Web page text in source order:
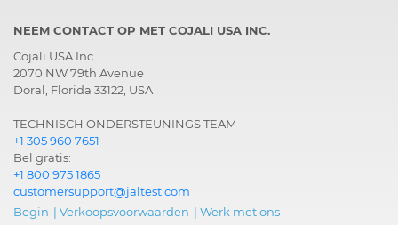
NEEM CONTACT OP MET COJALI USA INC.
Cojali USA Inc.
2070 NW 79th Avenue
Doral, Florida 33122, USA
TECHNISCH ONDERSTEUNINGS TEAM
+1 305 960 7651
Bel gratis:
+1 800 975 1865
customersupport@jaltest.com
Begin | Verkoopsvoorwaarden | Werk met ons